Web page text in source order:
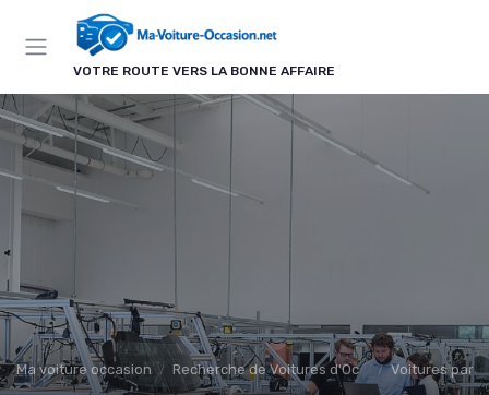
VOTRE ROUTE VERS LA BONNE AFFAIRE
Ma voiture occasion Recherche de Voitures d'Occasion Voitures par
Panneau de gestion des cookies